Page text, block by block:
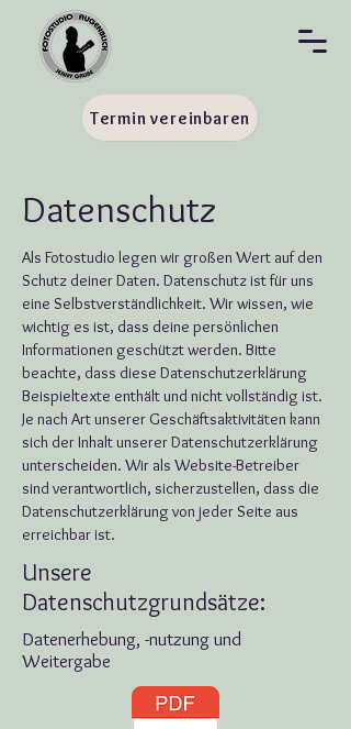
Termin vereinbaren
Datenschutz
Als Fotostudio legen wir großen Wert auf den
Schutz deiner Daten. Datenschutz ist für uns
eine Selbstverständlichkeit. Wir wissen, wie
wichtig es ist, dass deine persönlichen
Informationen geschützt werden. Bitte
beachte, dass diese Datenschutzerklärung
Beispieltexte enthält und nicht vollständig ist.
Je nach Art unserer Geschäftsaktivitäten kann
sich der Inhalt unserer Datenschutzerklärung
unterscheiden. Wir als Website-Betreiber
sind verantwortlich, sicherzustellen, dass die
Datenschutzerklärung von jeder Seite aus
erreichbar ist.
Unsere
Datenschutzgrundsätze:
Datenerhebung, -nutzung und
Weitergabe